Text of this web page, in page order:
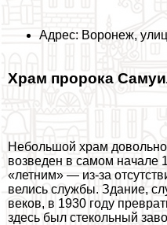
Адрес: Воронеж,
Храм пророка
Небольшой храм
возведен в самом начале
«летним» — из-за
велись службы. Здание,
веков, в 1930 году
здесь был стекольный